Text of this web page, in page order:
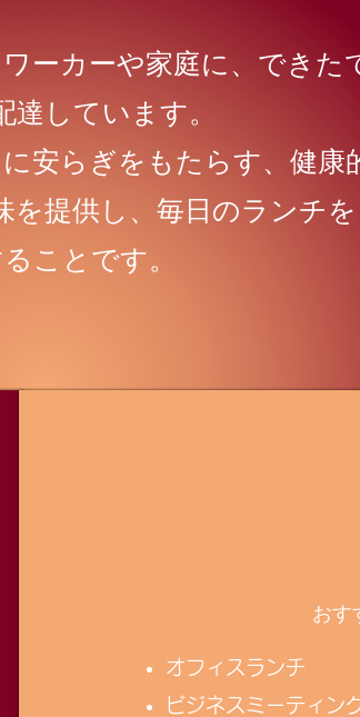
ーカーや家庭に、できた
達しています。
安らぎをもたらす、健康
を提供し、毎日のランチ
ことです。
おす
オフィスランチ
ビジネスミーティン